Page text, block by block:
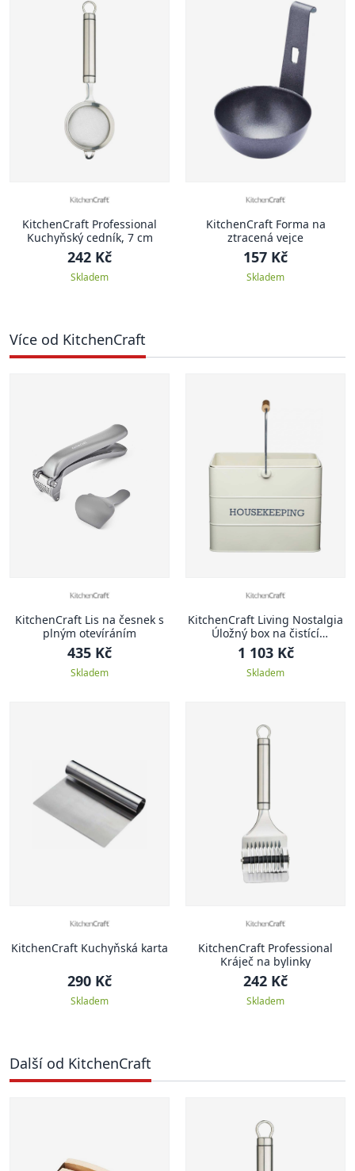
KitchenCraft Professional
Kuchyňský cedník, 7 cm
242 Kč
Skladem
KitchenCraft Forma na
ztracená vejce
157 Kč
Skladem
Více od KitchenCraft
KitchenCraft Lis na česnek s
plným otevíráním
435 Kč
Skladem
KitchenCraft Living Nostalgia
Úložný box na čistící
prostředky, 33 x 21 cm
1 103 Kč
Skladem
KitchenCraft Kuchyňská karta
290 Kč
Skladem
KitchenCraft Professional
Kráječ na bylinky
242 Kč
Skladem
Další od KitchenCraft